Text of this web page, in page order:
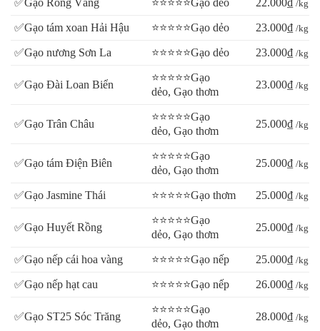
✅Gạo Rồng Vàng ⭐⭐⭐⭐⭐Gạo dẻo 22.000₫ /kg
✅Gạo tám xoan Hải Hậu ⭐⭐⭐⭐⭐Gạo dẻo 23.000₫ /kg
✅Gạo nương Sơn La ⭐⭐⭐⭐⭐Gạo dẻo 23.000₫ /kg
✅Gạo Đài Loan Biển
⭐⭐⭐⭐⭐Gạo
dẻo, Gạo thơm
23.000₫ /kg
✅Gạo Trân Châu
⭐⭐⭐⭐⭐Gạo
dẻo, Gạo thơm
25.000₫ /kg
✅Gạo tám Điện Biên
⭐⭐⭐⭐⭐Gạo
dẻo, Gạo thơm
25.000₫ /kg
✅Gạo Jasmine Thái ⭐⭐⭐⭐⭐Gạo thơm 25.000₫ /kg
✅Gạo Huyết Rồng
⭐⭐⭐⭐⭐Gạo
dẻo, Gạo thơm
25.000₫ /kg
✅Gạo nếp cái hoa vàng ⭐⭐⭐⭐⭐Gạo nếp 25.000₫ /kg
✅Gạo nếp hạt cau ⭐⭐⭐⭐⭐Gạo nếp 26.000₫ /kg
✅Gạo ST25 Sóc Trăng
⭐⭐⭐⭐⭐Gạo
dẻo, Gạo thơm
28.000₫ /kg